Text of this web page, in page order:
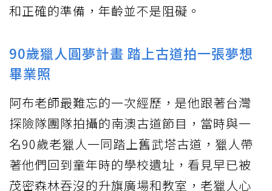
和正確的準備，年齡並不是阻礙。
90歲獵人圓夢計畫 踏上古道拍一張夢想
畢業照
阿布老師最難忘的一次經歷，是他跟著台灣
探險隊團隊拍攝的南澳古道節目，當時與一
名90歲老獵人一同踏上舊武塔古道，獵人帶
著他們回到童年時的學校遺址，看見早已被
茂密森林吞沒的升旗廣場和教室，老獵人心